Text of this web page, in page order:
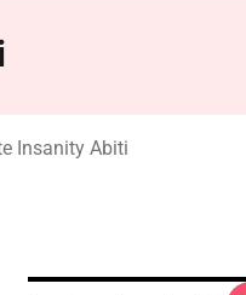
Insanity Abiti